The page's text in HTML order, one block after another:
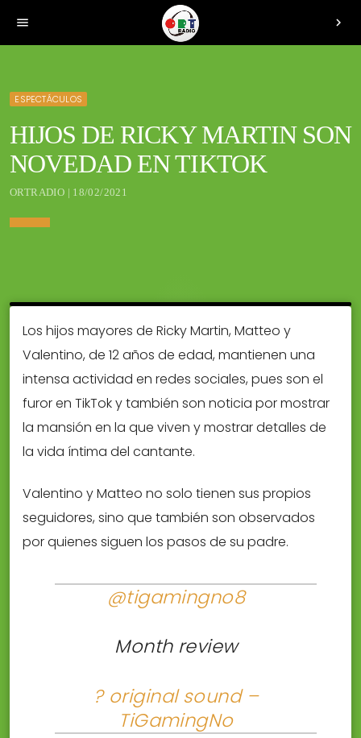
menu chevron_right
ESPECTÁCULOS
HIJOS DE RICKY MARTIN SON
NOVEDAD EN TIKTOK
ORTRADIO | 18/02/2021
Los hijos mayores de Ricky Martin, Matteo y
Valentino, de 12 años de edad, mantienen una
intensa actividad en redes sociales, pues son el
furor en TikTok y también son noticia por mostrar
la mansión en la que viven y mostrar detalles de
la vida íntima del cantante.
Valentino y Matteo no solo tienen sus propios
seguidores, sino que también son observados
por quienes siguen los pasos de su padre.
@tigamingno8
Month review
? original sound –
TiGamingNo